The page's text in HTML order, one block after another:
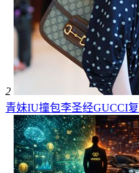
2
青妹IU撞包李圣经GUCCI